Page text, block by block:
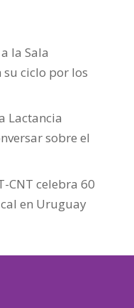
la Sala
ciclo por los
Lactancia
sobre el
CNT celebra 60
en Uruguay